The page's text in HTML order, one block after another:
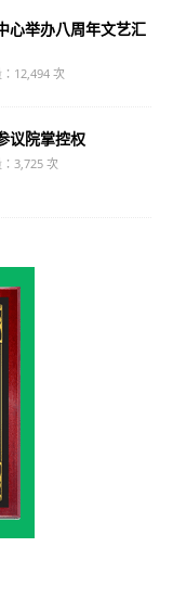
心举办八周年文艺汇
12,494 次
议院掌控权
3,725 次